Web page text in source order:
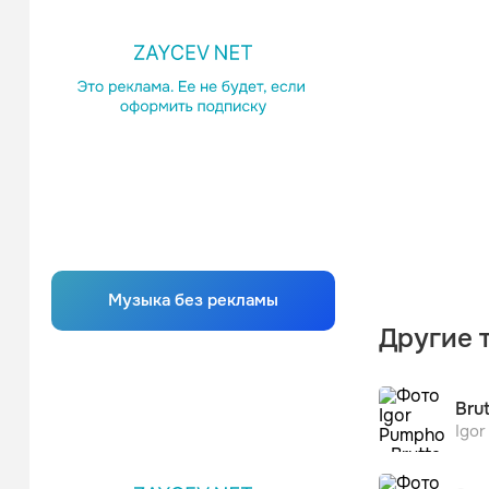
Музыка без рекламы
Другие